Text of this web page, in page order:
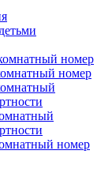
номер
номер
номер